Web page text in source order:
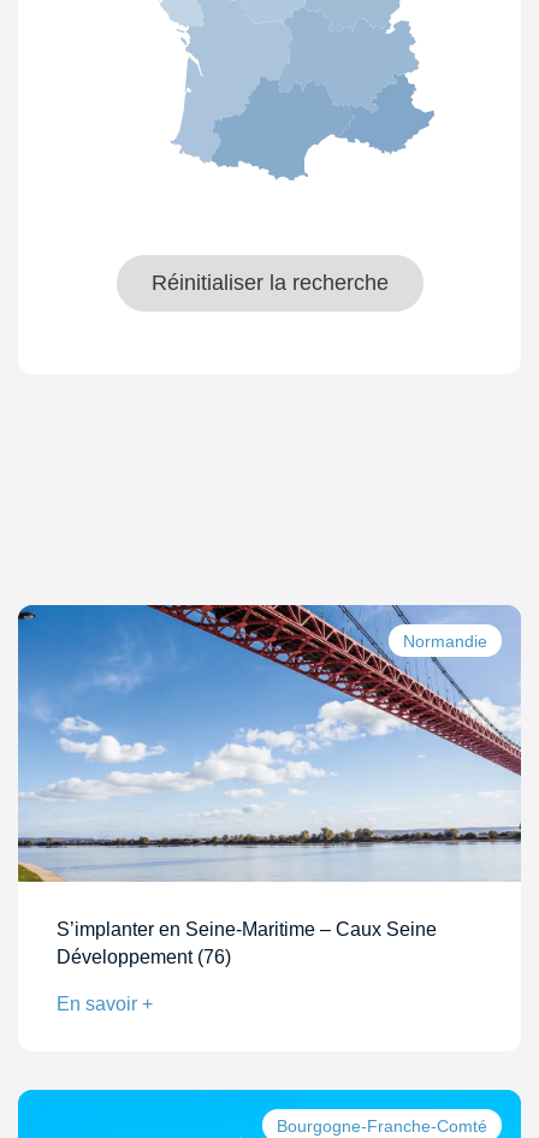
Réinitialiser la recherche
Normandie
S’implanter en Seine-Maritime – Caux Seine
Développement (76)
En savoir +
Bourgogne-Franche-Comté